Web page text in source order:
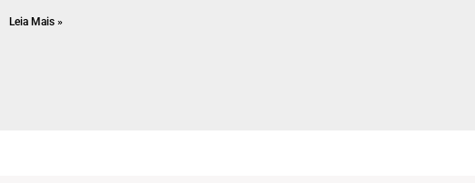
Leia Mais »